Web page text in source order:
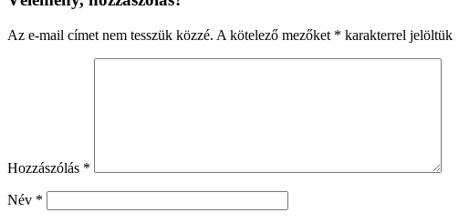
Az e-mail címet nem tesszük közzé. A kötelező mezőket * karakterrel jelöltük
Hozzászólás *
Név *